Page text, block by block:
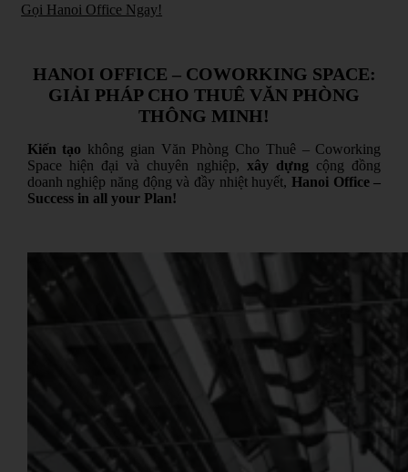
Gọi Hanoi Office Ngay!
HANOI OFFICE – COWORKING SPACE:
GIẢI PHÁP CHO THUÊ VĂN PHÒNG
THÔNG MINH!
Kiến tạo không gian Văn Phòng Cho Thuê – Coworking
Space hiện đại và chuyên nghiệp, xây dựng cộng đồng
doanh nghiệp năng động và đầy nhiệt huyết, Hanoi Office –
Success in all your Plan!